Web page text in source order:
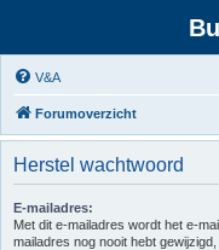
V&A
Forumoverzicht
Herstel wachtwoord
E-mailadres:
Met dit e-mailadres wordt het e-
mailadres nog nooit hebt